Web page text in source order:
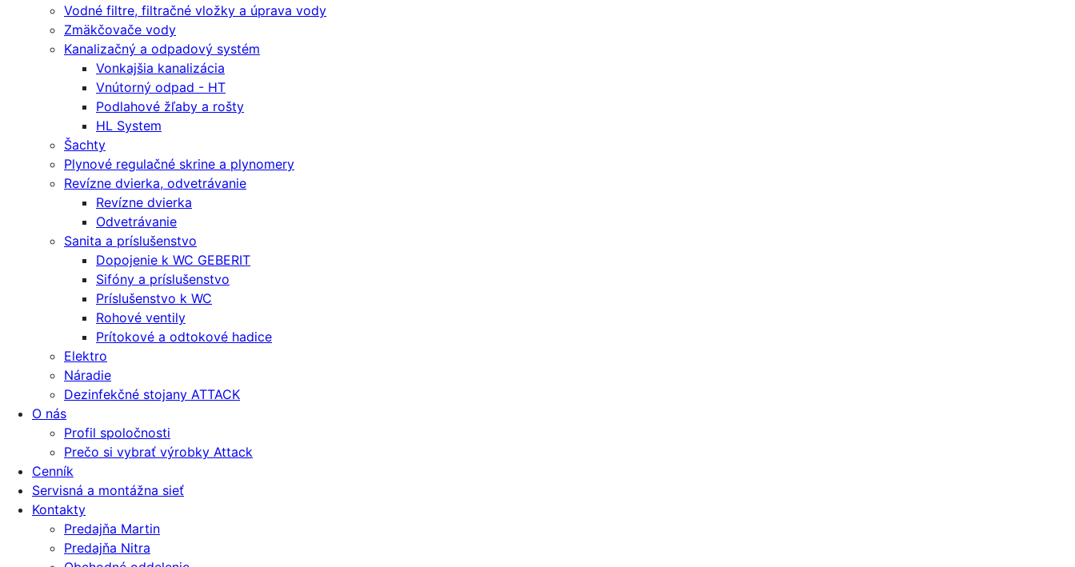
Vodné filtre, filtračné vložky a úprava vody
Zmäkčovače vody
Kanalizačný a odpadový systém
Vonkajšia kanalizácia
Vnútorný odpad - HT
Podlahové žľaby a rošty
HL System
Šachty
Plynové regulačné skrine a plynomery
Revízne dvierka, odvetrávanie
Revízne dvierka
Odvetrávanie
Sanita a príslušenstvo
Dopojenie k WC GEBERIT
Sifóny a príslušenstvo
Príslušenstvo k WC
Rohové ventily
Prítokové a odtokové hadice
Elektro
Náradie
Dezinfekčné stojany ATTACK
O nás
Profil spoločnosti
Prečo si vybrať výrobky Attack
Cenník
Servisná a montážna sieť
Kontakty
Predajňa Martin
Predajňa Nitra